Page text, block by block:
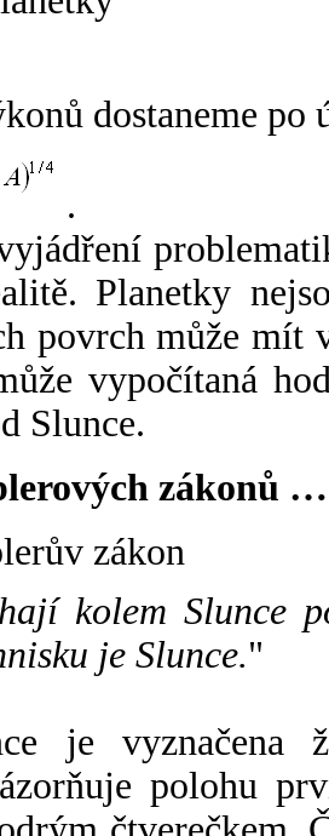
dostaneme po
.
Planetky
povrch může mít
vypočítaná
Slunce.
zákonů …
zákon
kolem Slunce
je Slunce."
je vyznačena
polohu